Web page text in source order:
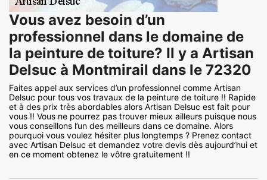
Vous avez besoin d’un
professionnel dans le domaine de
la peinture de toiture? Il y a Artisan
Delsuc à Montmirail dans le 72320
Faites appel aux services d’un professionnel comme Artisan
Delsuc pour tous vos travaux de la peinture de toiture !! Rapide
et à des prix très abordables alors Artisan Delsuc est fait pour
vous !! Vous ne pourrez pas trouver mieux ailleurs puisque nous
vous conseillons l’un des meilleurs dans ce domaine. Alors
pourquoi vous voulez hésiter plus longtemps ? Prenez contact
avec Artisan Delsuc et demandez votre devis dès aujourd’hui et
en ce moment obtenez le vôtre gratuitement !!